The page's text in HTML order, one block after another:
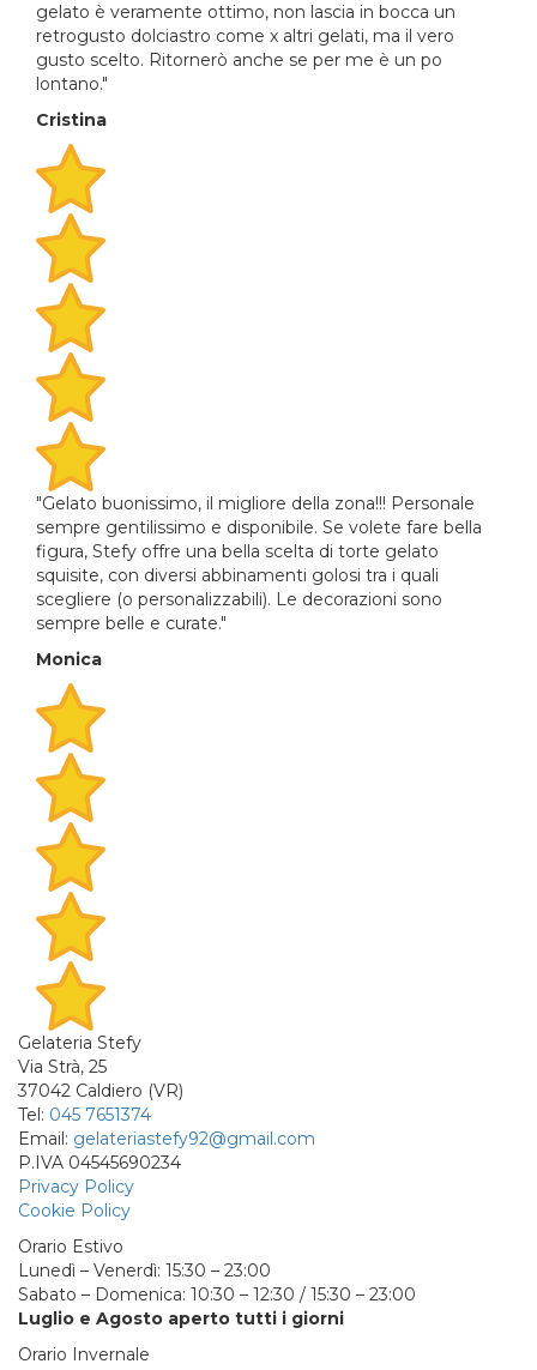
gelato è veramente ottimo, non lascia in bocca un
retrogusto dolciastro come x altri gelati, ma il vero
gusto scelto. Ritornerò anche se per me è un po
lontano."
Cristina
"Gelato buonissimo, il migliore della zona!!! Personale
sempre gentilissimo e disponibile. Se volete fare bella
figura, Stefy offre una bella scelta di torte gelato
squisite, con diversi abbinamenti golosi tra i quali
scegliere (o personalizzabili). Le decorazioni sono
sempre belle e curate."
Monica
Gelateria Stefy
Via Strà, 25
37042 Caldiero (VR)
Tel: 045 7651374
Email: gelateriastefy92@gmail.com
P.IVA 04545690234
Privacy Policy
Cookie Policy
Orario Estivo
Lunedì – Venerdì: 15:30 – 23:00
Sabato – Domenica: 10:30 – 12:30 / 15:30 – 23:00
Luglio e Agosto aperto tutti i giorni
Orario Invernale